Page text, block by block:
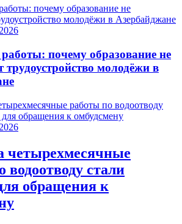
почему образование не
трудоустройство молодёжи в
четырехмесячные
водоотводу стали
обращения к